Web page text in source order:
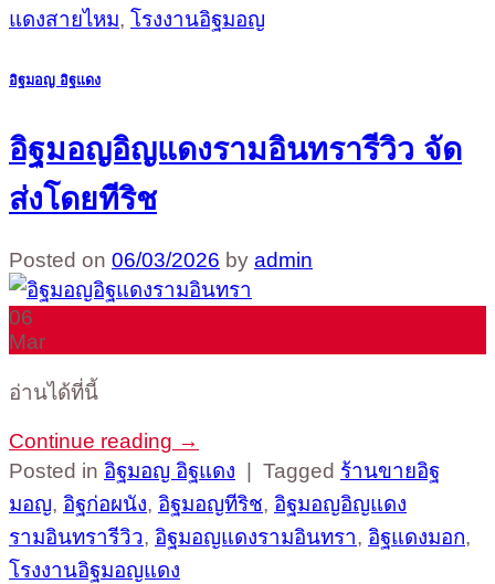
แดงสายไหม, โรงงานอิฐมอญ
อิฐมอญ อิฐแดง
อิฐมอญอิญแดงรามอินทรารีวิว จัด
ส่งโดยทีริช
Posted on 06/03/2026 by admin
06
Mar
อ่านได้ที่นี้
Continue reading →
Posted in อิฐมอญ อิฐแดง Tagged ร้านขายอิฐ
มอญ, อิฐก่อผนัง, อิฐมอญทีริช, อิฐมอญอิญแดง
รามอินทรารีวิว, อิฐมอญแดงรามอินทรา, อิฐแดงมอก,
โรงงานอิฐมอญแดง